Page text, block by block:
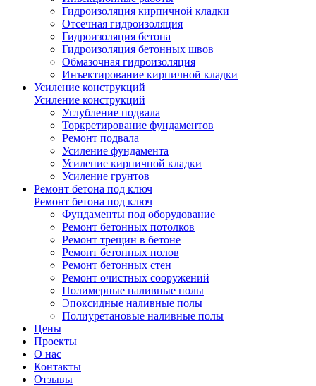
Гидроизоляция кирпичной кладки
Отсечная гидроизоляция
Гидроизоляция бетона
Гидроизоляция бетонных швов
Обмазочная гидроизоляция
Инъектирование кирпичной кладки
Усиление конструкций
Усиление конструкций
Углубление подвала
Торкретирование фундаментов
Ремонт подвала
Усиление фундамента
Усиление кирпичной кладки
Усиление грунтов
Ремонт бетона под ключ
Ремонт бетона под ключ
Фундаменты под оборудование
Ремонт бетонных потолков
Ремонт трещин в бетоне
Ремонт бетонных полов
Ремонт бетонных стен
Ремонт очистных сооружений
Полимерные наливные полы
Эпоксидные наливные полы
Полиуретановые наливные полы
Цены
Проекты
О нас
Контакты
Отзывы